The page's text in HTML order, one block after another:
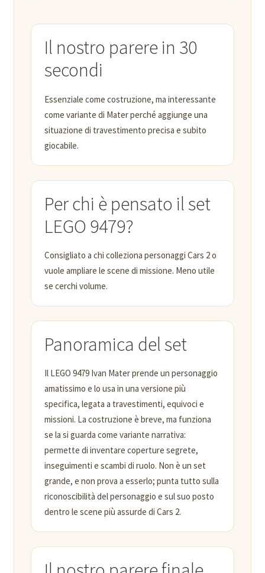
Il nostro parere in 30
secondi
Essenziale come costruzione, ma interessante
come variante di Mater perché aggiunge una
situazione di travestimento precisa e subito
giocabile.
Per chi è pensato il set
LEGO 9479?
Consigliato a chi colleziona personaggi Cars 2 o
vuole ampliare le scene di missione. Meno utile
se cerchi volume.
Panoramica del set
Il LEGO 9479 Ivan Mater prende un personaggio
amatissimo e lo usa in una versione più
specifica, legata a travestimenti, equivoci e
missioni. La costruzione è breve, ma funziona
se la si guarda come variante narrativa:
permette di inventare coperture segrete,
inseguimenti e scambi di ruolo. Non è un set
grande, e non prova a esserlo; punta tutto sulla
riconoscibilità del personaggio e sul suo posto
dentro le scene più assurde di Cars 2.